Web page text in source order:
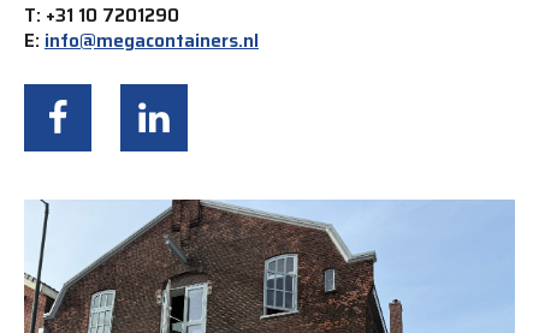
T: +31 10 7201290
E: info@megacontainers.nl